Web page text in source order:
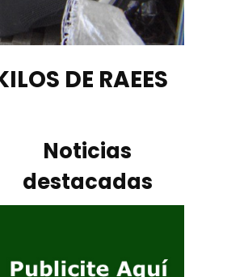
DE RAEES
Noticias
destacadas